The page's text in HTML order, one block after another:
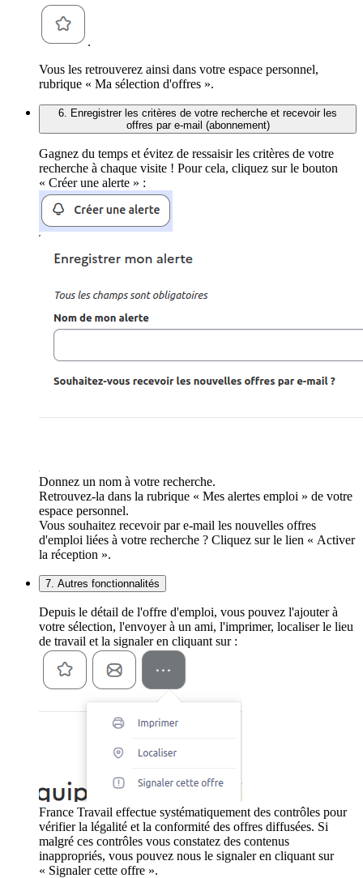
.
Vous les retrouverez ainsi dans votre espace personnel,
rubrique « Ma sélection d'offres ».
6. Enregistrer les critères de votre recherche et recevoir les
offres par e-mail (abonnement)
Gagnez du temps et évitez de ressaisir les critères de votre
recherche à chaque visite ! Pour cela, cliquez sur le bouton
« Créer une alerte » :
Donnez un nom à votre recherche.
Retrouvez-la dans la rubrique « Mes alertes emploi » de votre
espace personnel.
Vous souhaitez recevoir par e-mail les nouvelles offres
d'emploi liées à votre recherche ? Cliquez sur le lien « Activer
la réception ».
7. Autres fonctionnalités
Depuis le détail de l'offre d'emploi, vous pouvez l'ajouter à
votre sélection, l'envoyer à un ami, l'imprimer, localiser le lieu
de travail et la signaler en cliquant sur :
France Travail effectue systématiquement des contrôles pour
vérifier la légalité et la conformité des offres diffusées. Si
malgré ces contrôles vous constatez des contenus
inappropriés, vous pouvez nous le signaler en cliquant sur
« Signaler cette offre ».